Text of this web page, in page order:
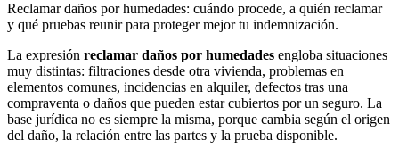
Reclamar daños por humedades: cuándo procede, a quién reclamar
y qué pruebas reunir para proteger mejor tu indemnización.
La expresión reclamar daños por humedades engloba situaciones
muy distintas: filtraciones desde otra vivienda, problemas en
elementos comunes, incidencias en alquiler, defectos tras una
compraventa o daños que pueden estar cubiertos por un seguro. La
base jurídica no es siempre la misma, porque cambia según el origen
del daño, la relación entre las partes y la prueba disponible.